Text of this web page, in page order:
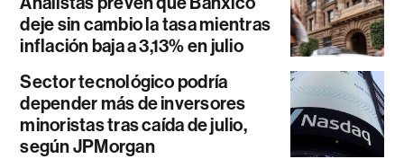
deje sin cambio la tasa mientras
inflación baja a 3,13% en julio
Sector tecnológico podría
depender más de inversores
minoristas tras caída de julio,
según JPMorgan